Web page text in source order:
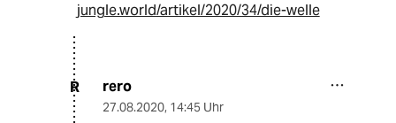
jungle.world/artikel/2020/34/die-welle
R rero
27.08.2020, 14:45 Uhr